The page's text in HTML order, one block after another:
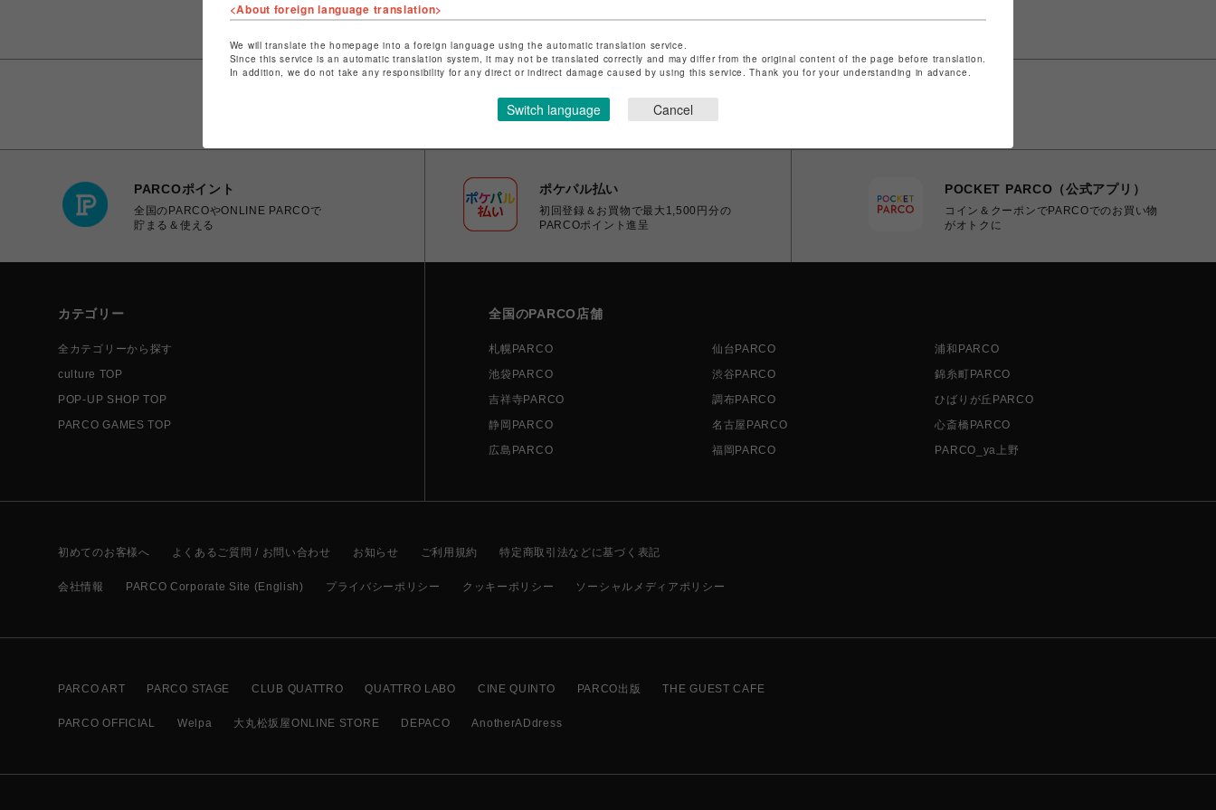
PARCOポイント
全国のPARCOやONLINE PARCOで
貯まる＆使える
ポケパル払い
初回登録＆お買物で最大1,500円分の
PARCOポイント進呈
POCKET PARCO（公式アプリ）
コイン＆クーポンでPARCOでのお買い物
がオトクに
カテゴリー
全カテゴリーから探す
culture TOP
POP-UP SHOP TOP
PARCO GAMES TOP
全国のPARCO店舗
札幌PARCO 仙台PARCO
浦和PARCO
池袋PARCO
渋谷PARCO
錦糸町PARCO
吉祥寺PARCO
調布PARCO
ひばりが丘PARCO
静岡PARCO
名古屋PARCO
心斎橋PARCO
広島PARCO
福岡PARCO PARCO_ya上野
初めてのお客様へ よくあるご質問 / お問い合わせ お知らせ ご利用規約 特定商取引法などに基づく表記
会社情報 PARCO Corporate Site (English) プライバシーポリシー クッキーポリシー ソーシャルメディアポリシー
PARCO ART PARCO STAGE CLUB QUATTRO QUATTRO LABO CINE QUINTO PARCO出版 THE GUEST CAFE
PARCO OFFICIAL Welpa 大丸松坂屋ONLINE STORE DEPACO AnotherADdress
<About foreign language translation>
We will translate the homepage into a foreign language using the automatic translation service.
Since this service is an automatic translation system, it may not be translated correctly and may differ from the original content of the page before translation.
In addition, we do not take any responsibility for any direct or indirect damage caused by using this service. Thank you for your understanding in advance.
Switch language Cancel